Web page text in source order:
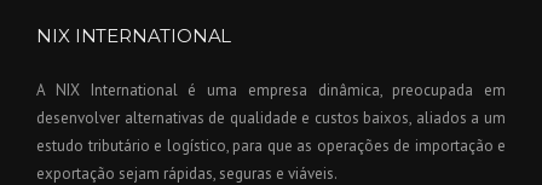
NIX INTERNATIONAL
A NIX International é uma empresa dinâmica, preocupada em
desenvolver alternativas de qualidade e custos baixos, aliados a um
estudo tributário e logístico, para que as operações de importação e
exportação sejam rápidas, seguras e viáveis.